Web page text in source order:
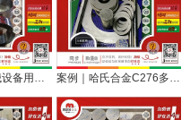
案例丨食品机械设备用哈氏合金C276厚壁管环材交付 案例｜哈氏合金C276多形态（圆环/光棒/锻件/焊材），一站式服务制药行业